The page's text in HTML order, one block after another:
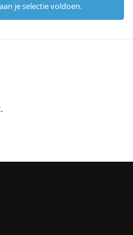
je selectie voldoen.